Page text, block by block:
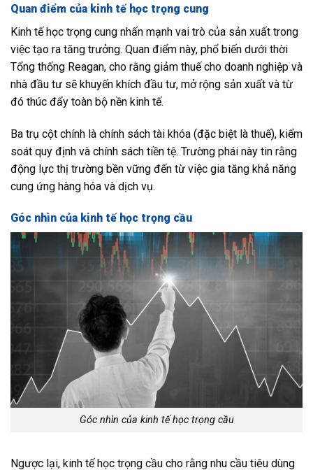
Quan điểm của kinh tế học trọng cung
Kinh tế học trọng cung nhấn mạnh vai trò của sản xuất trong
việc tạo ra tăng trưởng. Quan điểm này, phổ biến dưới thời
Tổng thống Reagan, cho rằng giảm thuế cho doanh nghiệp và
nhà đầu tư sẽ khuyến khích đầu tư, mở rộng sản xuất và từ
đó thúc đẩy toàn bộ nền kinh tế.
Ba trụ cột chính là chính sách tài khóa (đặc biệt là thuế), kiểm
soát quy định và chính sách tiền tệ. Trường phái này tin rằng
động lực thị trường bền vững đến từ việc gia tăng khả năng
cung ứng hàng hóa và dịch vụ.
Góc nhìn của kinh tế học trọng cầu
Góc nhìn của kinh tế học trọng cầu
Ngược lại, kinh tế học trọng cầu cho rằng nhu cầu tiêu dùng